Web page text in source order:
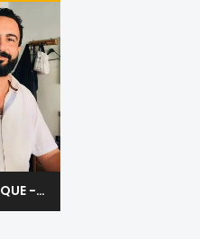
LE PRINCE COIFF ESTHETIQUE - KAIROUAN